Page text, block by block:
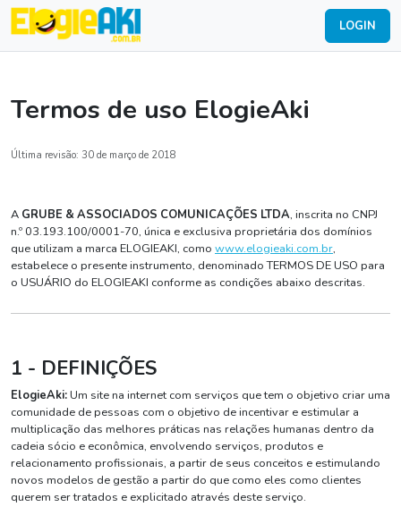
LOGIN
Termos de uso ElogieAki
Última revisão: 30 de março de 2018
A GRUBE & ASSOCIADOS COMUNICAÇÕES LTDA, inscrita no CNPJ
n.º 03.193.100/0001-70, única e exclusiva proprietária dos domínios
que utilizam a marca ELOGIEAKI, como www.elogieaki.com.br,
estabelece o presente instrumento, denominado TERMOS DE USO para
o USUÁRIO do ELOGIEAKI conforme as condições abaixo descritas.
1 - DEFINIÇÕES
ElogieAki:Um site na internet com serviços que tem o objetivo criar uma
comunidade de pessoas com o objetivo de incentivar e estimular a
multiplicação das melhores práticas nas relações humanas dentro da
cadeia sócio e econômica, envolvendo serviços, produtos e
relacionamento profissionais, a partir de seus conceitos e estimulando
novos modelos de gestão a partir do que como eles como clientes
querem ser tratados e explicitado através deste serviço.